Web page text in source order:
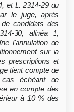
et L. 2314-29 du
le juge, après
candidats des
30, alinéa 1,
l'annulation de
sur la
prescriptions et
tient compte de
échéant de
en compte des
à 10 % des